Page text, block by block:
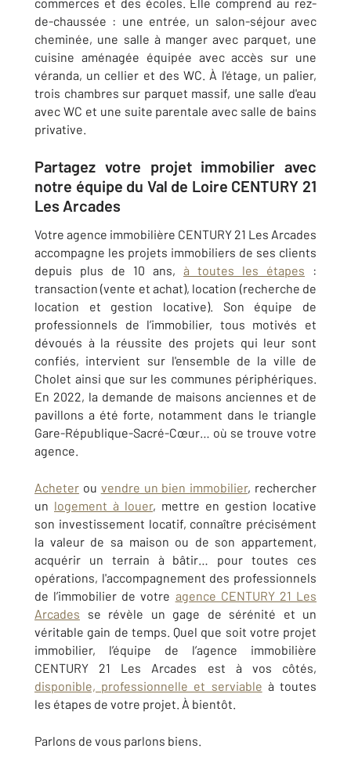
de-chaussée : une entrée, un salon-séjour avec
cheminée, une salle à manger avec parquet, une
cuisine aménagée équipée avec accès sur une
véranda, un cellier et des WC. À l'étage, un palier,
trois chambres sur parquet massif, une salle d'eau
avec WC et une suite parentale avec salle de bains
privative.
Partagez votre projet immobilier avec
notre équipe du Val de Loire CENTURY 21
Les Arcades
Votre agence immobilière CENTURY 21 Les Arcades
accompagne les projets immobiliers de ses clients
depuis plus de 10 ans, à toutes les étapes :
transaction (vente et achat), location (recherche de
location et gestion locative). Son équipe de
professionnels de l’immobilier, tous motivés et
dévoués à la réussite des projets qui leur sont
confiés, intervient sur l'ensemble de la ville de
Cholet ainsi que sur les communes périphériques.
En 2022, la demande de maisons anciennes et de
pavillons a été forte, notamment dans le triangle
Gare-République-Sacré-Cœur… où se trouve votre
agence.
Acheter ou vendre un bien immobilier, rechercher
un logement à louer, mettre en gestion locative
son investissement locatif, connaître précisément
la valeur de sa maison ou de son appartement,
acquérir un terrain à bâtir… pour toutes ces
opérations, l'accompagnement des professionnels
de l’immobilier de votre agence CENTURY 21 Les
Arcades se révèle un gage de sérénité et un
véritable gain de temps. Quel que soit votre projet
immobilier, l’équipe de l’agence immobilière
CENTURY 21 Les Arcades est à vos côtés,
disponible, professionnelle et serviable à toutes
les étapes de votre projet. À bientôt.
Parlons de vous parlons biens.